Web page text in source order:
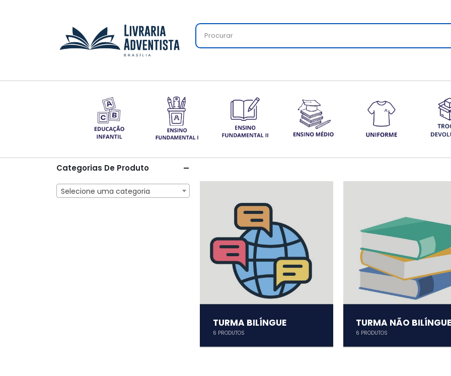
TURMA BILÍNGUE
6 PRODUTOS
TURMA NÃO
6 PRODUTOS
Categorias De Produto
Selecione uma categoria